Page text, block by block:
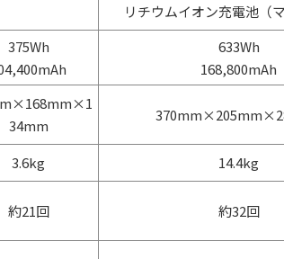
リチウムイオン充電池（
375Wh
633Wh
168,800mAh
34mm
3.6kg 14.4kg
約21回 約32回